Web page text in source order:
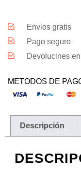
Envios gratis
Pago seguro
Devolucines
METODOS DE
Descripción